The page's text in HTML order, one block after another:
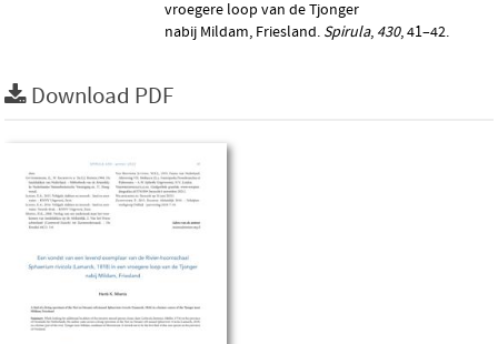
vroegere loop van de Tjonger
nabij Mildam, Friesland. Spirula, 430, 41–42.
Download PDF